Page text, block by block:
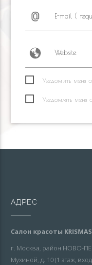
Уведомить меня
Уведомлять меня
АДРЕС
Салон красоты
г. Москва, район НОВО-
Мухиной, д. 10 (1 этаж,